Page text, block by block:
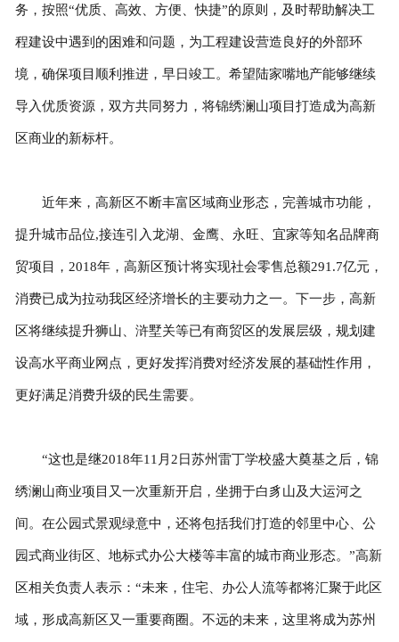
务，按照“优质、高效、方便、快捷”的原则，及时帮助解决工
程建设中遇到的困难和问题，为工程建设营造良好的外部环
境，确保项目顺利推进，早日竣工。希望陆家嘴地产能够继续
导入优质资源，双方共同努力，将锦绣澜山项目打造成为高新
区商业的新标杆。
近年来，高新区不断丰富区域商业形态，完善城市功能，
提升城市品位,接连引入龙湖、金鹰、永旺、宜家等知名品牌商
贸项目，2018年，高新区预计将实现社会零售总额291.7亿元，
消费已成为拉动我区经济增长的主要动力之一。下一步，高新
区将继续提升狮山、浒墅关等已有商贸区的发展层级，规划建
设高水平商业网点，更好发挥消费对经济发展的基础性作用，
更好满足消费升级的民生需要。
“这也是继2018年11月2日苏州雷丁学校盛大奠基之后，锦
绣澜山商业项目又一次重新开启，坐拥于白豸山及大运河之
间。在公园式景观绿意中，还将包括我们打造的邻里中心、公
园式商业街区、地标式办公大楼等丰富的城市商业形态。”高新
区相关负责人表示：“未来，住宅、办公人流等都将汇聚于此区
域，形成高新区又一重要商圈。不远的未来，这里将成为苏州